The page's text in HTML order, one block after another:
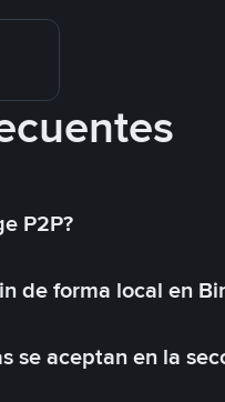
P2P?
de forma local en
se aceptan en la